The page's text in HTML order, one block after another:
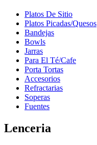
Platos De Sitio
Platos Picadas/Quesos
Bandejas
Bowls
Jarras
Para El Té/Cafe
Porta Tortas
Accesorios
Refractarias
Soperas
Fuentes
Lenceria